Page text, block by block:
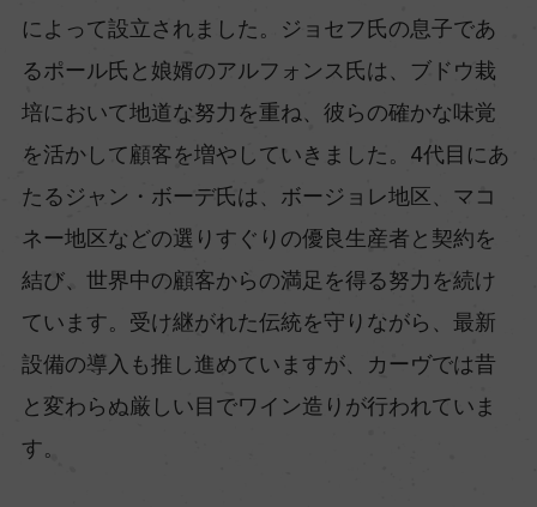
によって設立されました。ジョセフ氏の息子であ
るポール氏と娘婿のアルフォンス氏は、ブドウ栽
培において地道な努力を重ね、彼らの確かな味覚
を活かして顧客を増やしていきました。4代目にあ
たるジャン・ボーデ氏は、ボージョレ地区、マコ
ネー地区などの選りすぐりの優良生産者と契約を
結び、世界中の顧客からの満足を得る努力を続け
ています。受け継がれた伝統を守りながら、最新
設備の導入も推し進めていますが、カーヴでは昔
と変わらぬ厳しい目でワイン造りが行われていま
す。